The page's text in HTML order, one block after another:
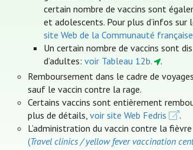
certain nombre de vaccins sont
et adolescents. Pour plus d’infos
site Web de la Communauté française
Un certain nombre de vaccins sont
d’adultes: voir Tableau 12b.
.
Remboursement dans le cadre de
sauf le vaccin contre la rage.
Certains vaccins sont entièrement
plus de détails,voir site Web Fedris
.
L’administration du vaccin contre la
(Travel clinics / yellow fever vaccination